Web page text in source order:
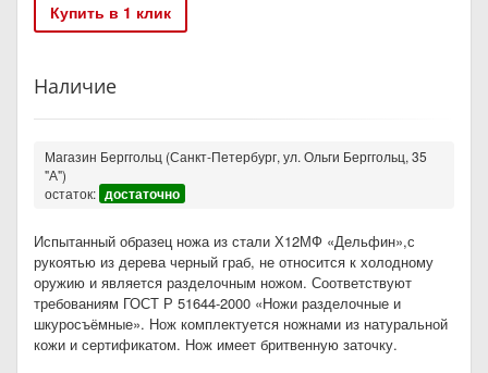
Купить в 1 клик
Наличие
Магазин Берггольц (Санкт-Петербург, ул. Ольги Берггольц, 35
"А")
остаток: достаточно
Испытанный образец ножа из стали Х12МФ «Дельфин»,с
рукоятью из дерева черный граб, не относится к холодному
оружию и является разделочным ножом. Соответствуют
требованиям ГОСТ Р 51644-2000 «Ножи разделочные и
шкуросъёмные». Нож комплектуется ножнами из натуральной
кожи и сертификатом. Нож имеет бритвенную заточку.